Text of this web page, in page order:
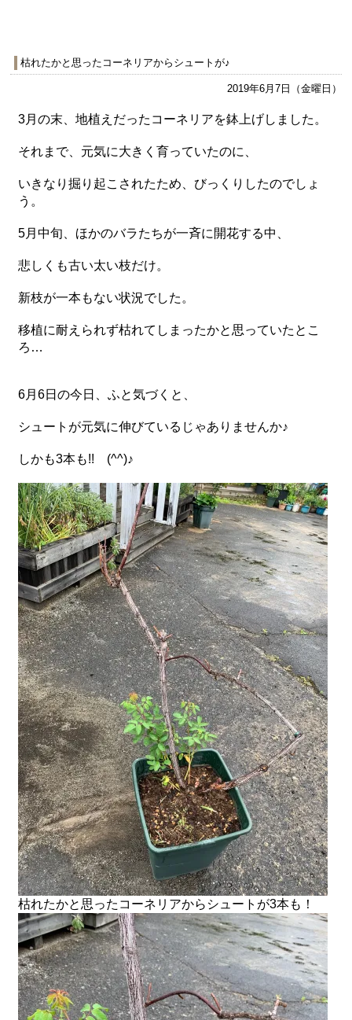
枯れたかと思ったコーネリアからシュートが♪
2019年6月7日（金曜日）
3月の末、地植えだったコーネリアを鉢上げしました。
それまで、元気に大きく育っていたのに、
いきなり掘り起こされたため、びっくりしたのでしょ
う。
5月中旬、ほかのバラたちが一斉に開花する中、
悲しくも古い太い枝だけ。
新枝が一本もない状況でした。
移植に耐えられず枯れてしまったかと思っていたとこ
ろ…
6月6日の今日、ふと気づくと、
シュートが元気に伸びているじゃありませんか♪
しかも3本も!! (^^)♪
枯れたかと思ったコーネリアからシュートが3本も！